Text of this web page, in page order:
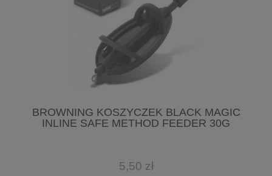
BROWNING KOSZYCZEK BLACK MAGIC
INLINE SAFE METHOD FEEDER 30G
5,50 zł